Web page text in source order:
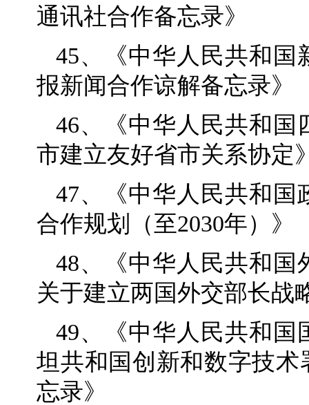
通讯社合作备忘录》
45、《中华人民共和国
报新闻合作谅解备忘录》
46、《中华人民共和国
市建立友好省市关系协定
47、《中华人民共和国
合作规划（至2030年）》
48、《中华人民共和国
关于建立两国外交部长战
49、《中华人民共和国
坦共和国创新和数字技
忘录》